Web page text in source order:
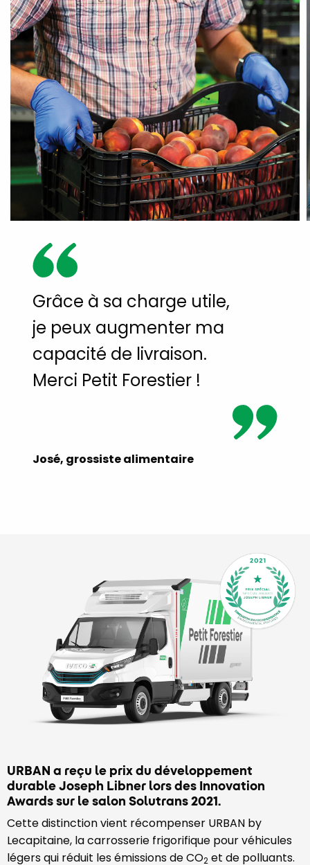
Grâce à sa charge utile,
je peux augmenter ma
capacité de livraison.
Merci Petit Forestier !
José, grossiste alimentaire
URBAN a reçu le prix du développement
durable Joseph Libner lors des Innovation
Awards sur le salon Solutrans 2021.
Cette distinction vient récompenser URBAN by
Lecapitaine, la carrosserie frigorifique pour véhicules
légers qui réduit les émissions de CO2 et de polluants.